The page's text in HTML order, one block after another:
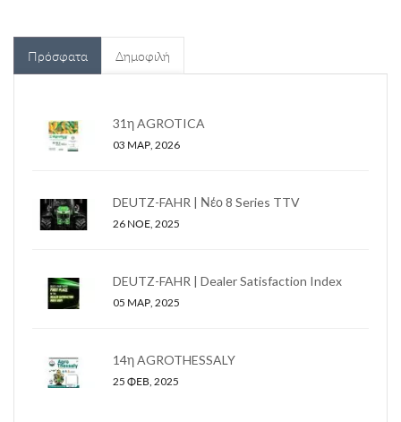
Πρόσφατα Δημοφιλή
31η AGROTICA
03 ΜΑΡ, 2026
DEUTZ-FAHR | Νέο 8 Series TTV
26 ΝΟΕ, 2025
DEUTZ-FAHR | Dealer Satisfaction Index
05 ΜΑΡ, 2025
14η AGROTHESSALY
25 ΦΕΒ, 2025